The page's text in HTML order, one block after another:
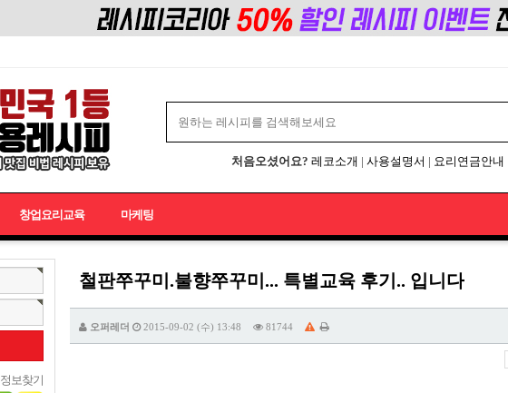
처음오셨어요? 레코소개 | 사용설명서 | 요리연금안내
창업요리교육 마케팅
정보찾기
철판쭈꾸미.불향쭈꾸미... 특별교육 후기.. 입니다
오퍼레더 2015-09-02 (수) 13:48 81744